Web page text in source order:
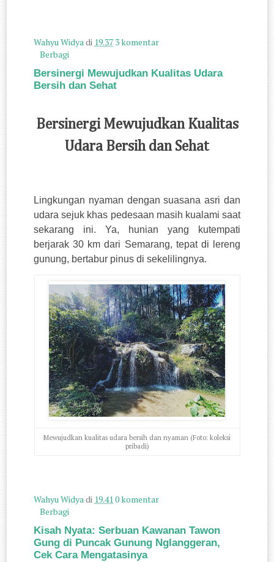
Wahyu Widyadi 19.37 3 komentar
Berbagi
Bersinergi Mewujudkan Kualitas Udara
Bersih dan Sehat
Bersinergi Mewujudkan Kualitas
Udara Bersih dan Sehat
Lingkungan nyaman dengan suasana asri dan
udara sejuk khas pedesaan masih kualami saat
sekarang ini. Ya, hunian yang kutempati
berjarak 30 km dari Semarang, tepat di lereng
gunung, bertabur pinus di sekelilingnya.
Mewujudkan kualitas udara bersih dan nyaman (Foto: koleksi
pribadi)
Wahyu Widyadi 19.410 komentar
Berbagi
Kisah Nyata: Serbuan Kawanan Tawon
Gung di Puncak Gunung Nglanggeran,
Cek Cara Mengatasinya